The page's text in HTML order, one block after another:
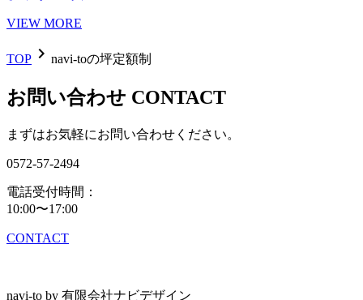
VIEW MORE
TOP navigate_next navi-toの坪定額制
お問い合わせ CONTACT
まずはお気軽にお問い合わせください。
0572-57-2494
電話受付時間 ：
10:00〜17:00
CONTACT
navi-to by 有限会社ナビデザイン